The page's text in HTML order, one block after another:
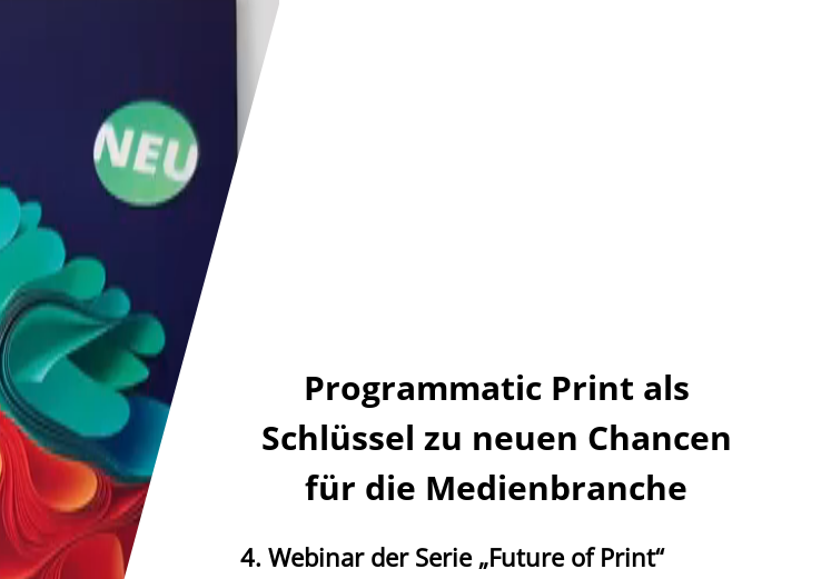
Programmatic Print als
Schlüssel zu neuen Chancen
für die Medienbranche
4. Webinar der Serie „Future of Print“